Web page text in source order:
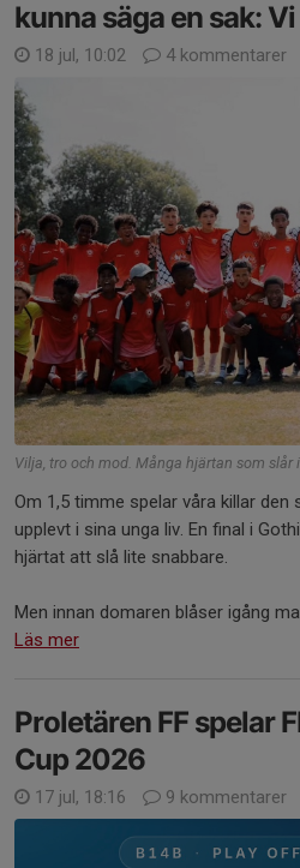
kunna säga en sak:
18 jul, 10:02 4 kommentarer
Vilja, tro och mod. Många hjärtan som slår
Om 1,5 timme spelar våra killar
upplevt i sina unga liv. En final i
hjärtat att slå lite snabbare.
Men innan domaren blåser igång
Läs mer
Proletären FF spelar
Cup 2026
17 jul, 18:16 9 kommentarer